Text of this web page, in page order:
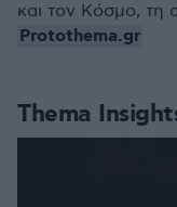
Thema
και τον Κόσμο, τη
Protothema.gr